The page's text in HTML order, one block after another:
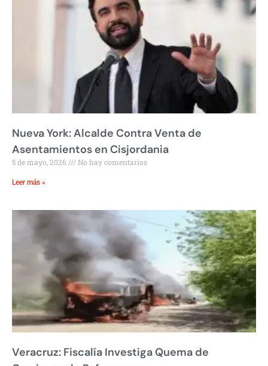
Nueva York: Alcalde Contra Venta de
Asentamientos en Cisjordania
5 de mayo, 2026 No hay comentarios
Leer más »
Veracruz: Fiscalía Investiga Quema de